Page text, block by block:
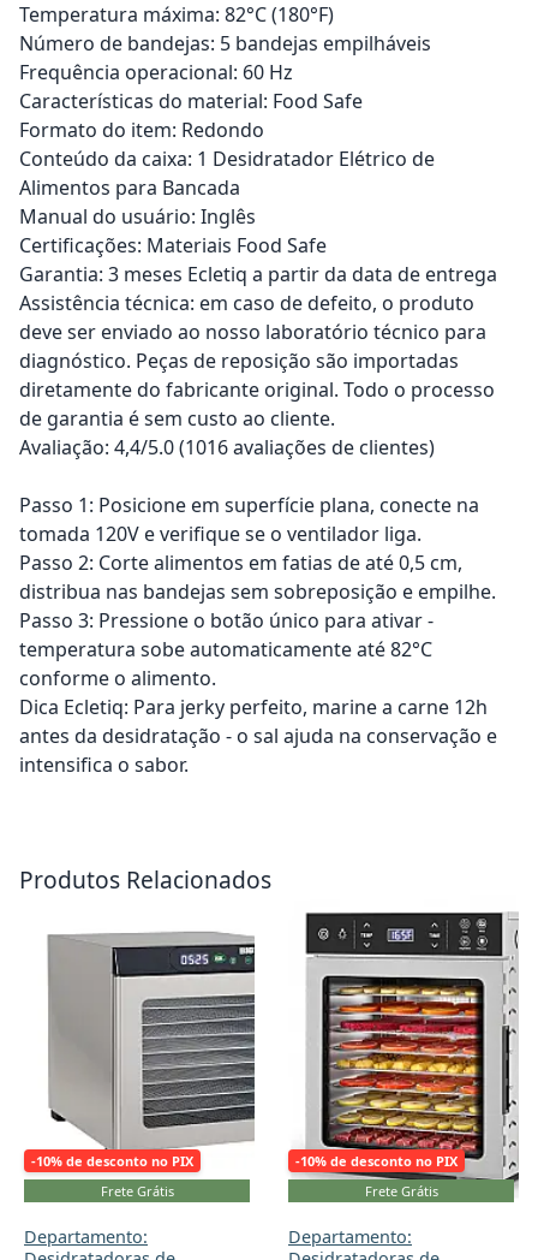
Temperatura máxima: 82°C (180°F)
Número de bandejas: 5 bandejas empilháveis
Frequência operacional: 60 Hz
Características do material: Food Safe
Formato do item: Redondo
Conteúdo da caixa: 1 Desidratador Elétrico de
Alimentos para Bancada
Manual do usuário: Inglês
Certificações: Materiais Food Safe
Garantia: 3 meses Ecletiq a partir da data de entrega
Assistência técnica: em caso de defeito, o produto
deve ser enviado ao nosso laboratório técnico para
diagnóstico. Peças de reposição são importadas
diretamente do fabricante original. Todo o processo
de garantia é sem custo ao cliente.
Avaliação: 4,4/5.0 (1016 avaliações de clientes)
Passo 1: Posicione em superfície plana, conecte na
tomada 120V e verifique se o ventilador liga.
Passo 2: Corte alimentos em fatias de até 0,5 cm,
distribua nas bandejas sem sobreposição e empilhe.
Passo 3: Pressione o botão único para ativar -
temperatura sobe automaticamente até 82°C
conforme o alimento.
Dica Ecletiq: Para jerky perfeito, marine a carne 12h
antes da desidratação - o sal ajuda na conservação e
intensifica o sabor.
Produtos Relacionados
-10% de desconto no PIX
Frete Grátis
Departamento:
-10% de desconto no PIX
Frete Grátis
Departamento: